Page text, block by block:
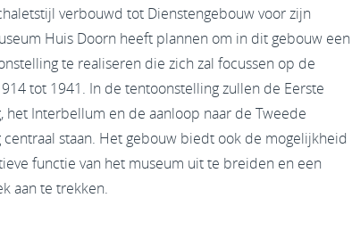
verbouwd tot Dienstengebouw voor zijn
Huis Doorn heeft plannen om in dit gebouw een
te realiseren die zich zal focussen op de
tot 1941. In de tentoonstelling zullen de Eerste
het Interbellum en de aanloop naar de Tweede
staan. Het gebouw biedt ook de mogelijkheid
functie van het museum uit te breiden en een
aan te trekken.